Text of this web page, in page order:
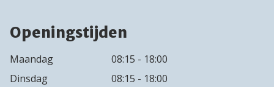
Openingstijden
Maandag
08:15 - 18:00
Dinsdag
08:15 - 18:00